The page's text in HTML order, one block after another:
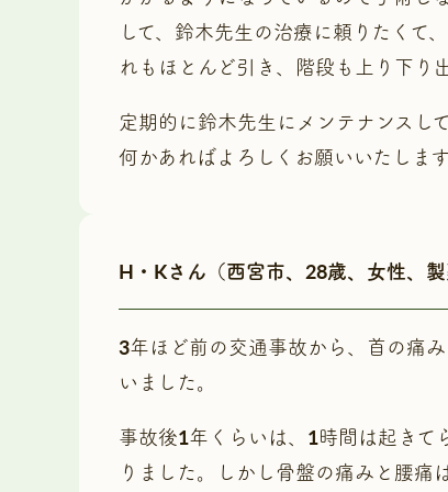
して、鈴木先生の治療に頼りたく
れもほとんど引き、階段も上り下り
定期的に鈴木先生にメンテナンスし
何かあればよろしくお願いいたします
H・Kさん（西宮市、28歳、女性、製
3年ほど前の交通事故から、首の痛
いました。
事故後1年くらいは、1時間は起き
りました。しかし骨盤の痛みと腰痛